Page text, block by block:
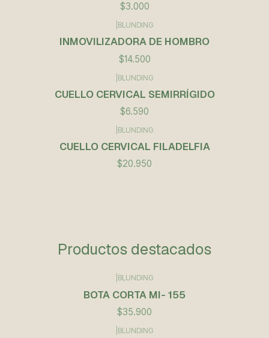
$3.000
BLUNDING
INMOVILIZADORA DE HOMBRO
$14.500
BLUNDING
CUELLO CERVICAL SEMIRRÍGIDO
$6.590
BLUNDING
CUELLO CERVICAL FILADELFIA
$20.950
Productos destacados
BLUNDING
BOTA CORTA MI- 155
$35.900
BLUNDING